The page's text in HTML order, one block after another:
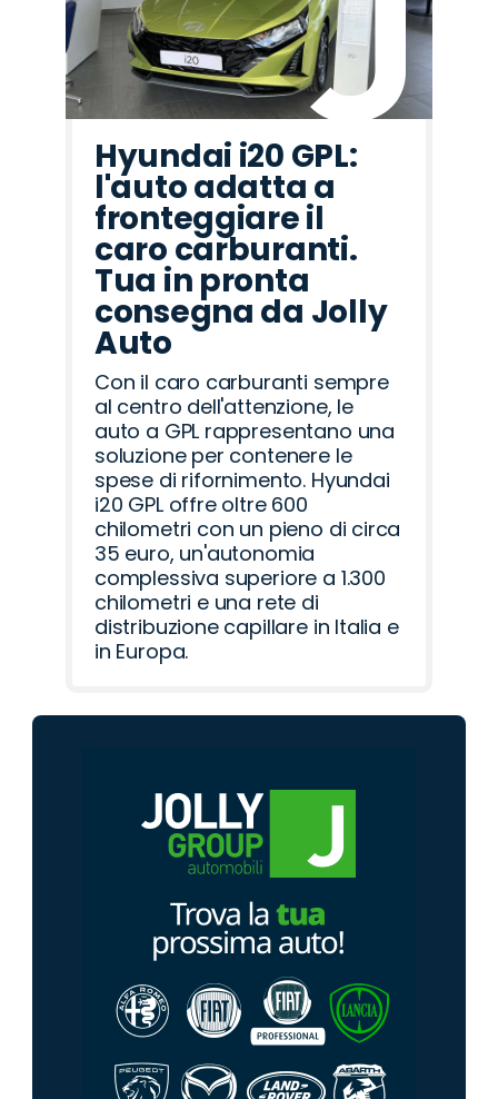
Hyundai i20 GPL:
l'auto adatta a
fronteggiare il
caro carburanti.
Tua in pronta
consegna da Jolly
Auto
Con il caro carburanti sempre
al centro dell'attenzione, le
auto a GPL rappresentano una
soluzione per contenere le
spese di rifornimento. Hyundai
i20 GPL offre oltre 600
chilometri con un pieno di circa
35 euro, un'autonomia
complessiva superiore a 1.300
chilometri e una rete di
distribuzione capillare in Italia e
in Europa.